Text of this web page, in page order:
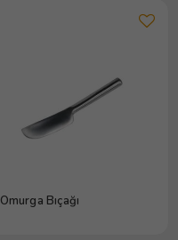
Omurga Bıçağı